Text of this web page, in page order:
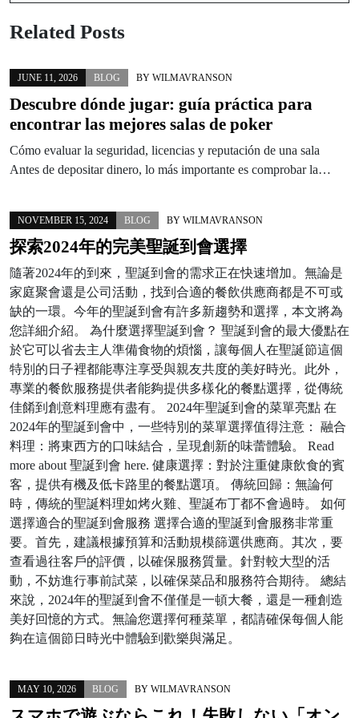
Related Posts
JUNE 11, 2026 BLOG BY WILMAVRANSON
Descubre dónde jugar: guía práctica para
encontrar las mejores salas de poker
Cómo evaluar la seguridad, licencias y reputación de una sala
Antes de depositar dinero, lo más importante es comprobar la…
NOVEMBER 15, 2024 BLOG BY WILMAVRANSON
探索2024年的完美聖誕到會選擇
隨著2024年的到來，聖誕到會的需求正在快速增加。無論是
家庭聚會還是公司活動，找到合適的餐飲供應商都是不可或
缺的一環。今年的聖誕到會有許多新趨勢和選擇，本文將為
您詳細介紹。 為什麼選擇聖誕到會？ 聖誕到會的最大優點在
於它可以省去主人準備食物的煩惱，讓每個人在聖誕節這個
特別的日子裡都能專注享受與親友共度的美好時光。此外，
專業的餐飲服務提供者能夠提供多樣化的餐點選擇，從傳統
佳餚到創意料理應有盡有。 2024年聖誕到會的菜單亮點 在
2024年的聖誕到會中，一些特別的菜單選擇值得注意： 融合
料理：將東西方的口味結合，呈現創新的味蕾體驗。 Read
more about 聖誕到會 here. 健康選擇：對於注重健康飲食的賓
客，提供有機及低卡路里的餐點選項。 傳統回歸：無論何
時，傳統的聖誕料理如烤火雞、聖誕布丁都不會過時。 如何
選擇適合的聖誕到會服務 選擇合適的聖誕到會服務非常重
要。首先，建議根據預算和活動規模篩選供應商。其次，要
查看過往客戶的評價，以確保服務質量。針對較大型的活
動，不妨進行事前試菜，以確保菜品和服務符合期待。 總結
來說，2024年的聖誕到會不僅僅是一頓大餐，還是一種創造
美好回憶的方式。無論您選擇何種菜單，都請確保每個人能
夠在這個節日時光中體驗到歡樂與滿足。
MAY 10, 2026 BLOG BY WILMAVRANSON